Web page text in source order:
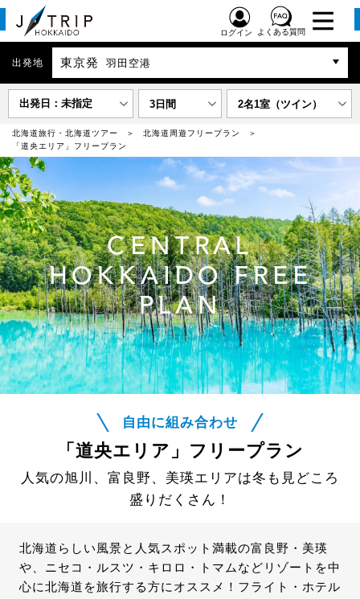
ログイン よくある質問
出発地 東京発 羽田空港
出発日：未指定 3日間 2名1室（ツイン）
北海道旅行・北海道ツアー
北海道周遊フリープラン
「道央エリア」フリープラン
CENTRAL
HOKKAIDO FREE
PLAN
自由に組み合わせ
「道央エリア」フリープラン
人気の旭川、富良野、美瑛エリアは冬も見どころ
盛りだくさん！
北海道らしい風景と人気スポット満載の富良野・美瑛
や、ニセコ・ルスツ・キロロ・トマムなどリゾートを中
心に北海道を旅行する方にオススメ！フライト・ホテル